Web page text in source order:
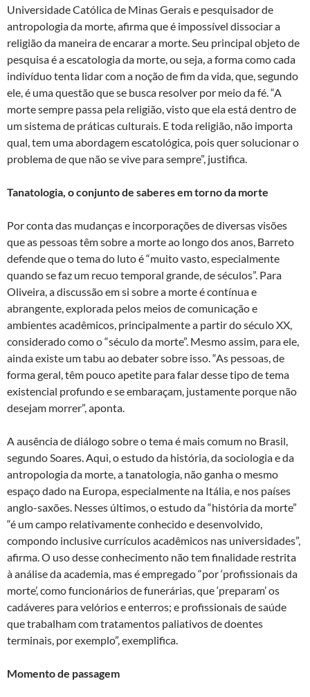
Universidade Católica de Minas Gerais e pesquisador de
antropologia da morte, afirma que é impossível dissociar a
religião da maneira de encarar a morte. Seu principal objeto de
pesquisa é a escatologia da morte, ou seja, a forma como cada
indivíduo tenta lidar com a noção de fim da vida, que, segundo
ele, é uma questão que se busca resolver por meio da fé. “A
morte sempre passa pela religião, visto que ela está dentro de
um sistema de práticas culturais. E toda religião, não importa
qual, tem uma abordagem escatológica, pois quer solucionar o
problema de que não se vive para sempre”, justifica.
Tanatologia, o conjunto de saberes em torno da morte
Por conta das mudanças e incorporações de diversas visões
que as pessoas têm sobre a morte ao longo dos anos, Barreto
defende que o tema do luto é “muito vasto, especialmente
quando se faz um recuo temporal grande, de séculos”. Para
Oliveira, a discussão em si sobre a morte é contínua e
abrangente, explorada pelos meios de comunicação e
ambientes acadêmicos, principalmente a partir do século XX,
considerado como o “século da morte”. Mesmo assim, para ele,
ainda existe um tabu ao debater sobre isso. “As pessoas, de
forma geral, têm pouco apetite para falar desse tipo de tema
existencial profundo e se embaraçam, justamente porque não
desejam morrer”, aponta.
A ausência de diálogo sobre o tema é mais comum no Brasil,
segundo Soares. Aqui, o estudo da história, da sociologia e da
antropologia da morte, a tanatologia, não ganha o mesmo
espaço dado na Europa, especialmente na Itália, e nos países
anglo-saxões. Nesses últimos, o estudo da “história da morte”
“é um campo relativamente conhecido e desenvolvido,
compondo inclusive currículos acadêmicos nas universidades”,
afirma. O uso desse conhecimento não tem finalidade restrita
à análise da academia, mas é empregado “por ‘profissionais da
morte’, como funcionários de funerárias, que ‘preparam’ os
cadáveres para velórios e enterros; e profissionais de saúde
que trabalham com tratamentos paliativos de doentes
terminais, por exemplo”, exemplifica.
Momento de passagem